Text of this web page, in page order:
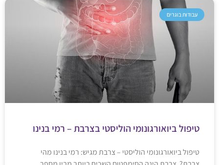
עבודות בוגרים
טיפול ביואורגונומי הוליסטי בצרבת – רמי בנינו
טיפול ביואורגונומי הוליסטי – צרבת מגיש: רמי בנינו מהי